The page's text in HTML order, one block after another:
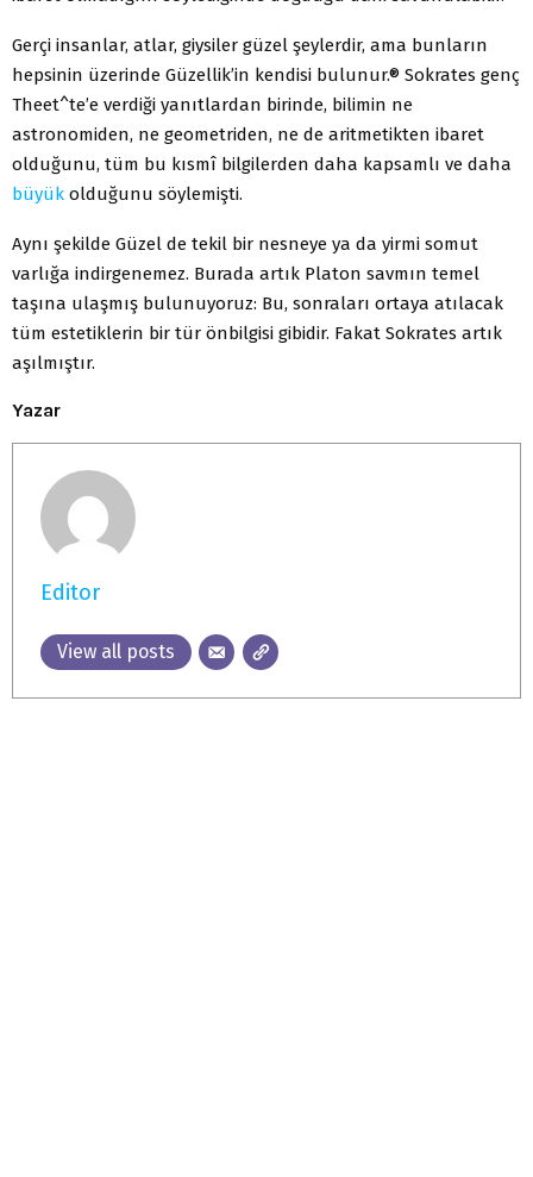
Gerçi insanlar, atlar, giysiler güzel şeylerdir, ama bunların
hepsinin üzerinde Güzellik’in kendisi bulunur.® Sokrates genç
Theet^te’e verdiği yanıtlardan birinde, bilimin ne
astronomiden, ne geometriden, ne de aritmetikten ibaret
olduğunu, tüm bu kısmî bilgilerden daha kapsamlı ve daha
büyük olduğunu söylemişti.
Aynı şekilde Güzel de tekil bir nesneye ya da yirmi somut
varlığa indirgenemez. Burada artık Platon savmın temel
taşına ulaşmış bulunuyoruz: Bu, sonraları ortaya atılacak
tüm estetiklerin bir tür önbilgisi gibidir. Fakat Sokrates artık
aşılmıştır.
Yazar
Editor
View all posts